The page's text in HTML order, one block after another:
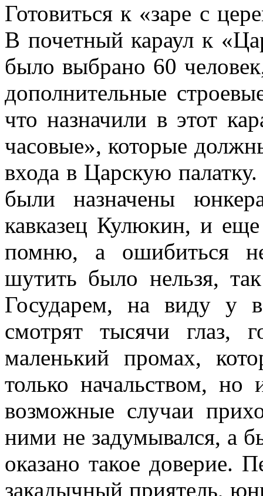
Готовиться к «заре с
В почетный караул к
было выбрано 60
дополнительные
что назначили в этот
часовые», которые
входа в Царскую
были назначены
кавказец Кулюкин, и
помню, а ошибиться
шутить было нельзя,
Государем, на виду у
смотрят тысячи глаз,
маленький промах,
только начальством,
возможные случаи
ними не задумывался, а
оказано такое доверие.
закадычный приятель,